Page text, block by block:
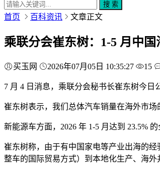
搜 索
首页 百科资讯 文章正文
乘联分会崔东树：1-5 月中
买玉网 2026年07月05日 10:35:27 15
7 月 4 日消息，乘联分会秘书长崔东树今日
崔东树表示，我们总体汽车销量在海外市场
新能源车方面，2026 年 1-5 月达到 23.5%
崔东树称，由于有中国家电等产业出海的
整车的国际贸易方式）到本地化生产、海外